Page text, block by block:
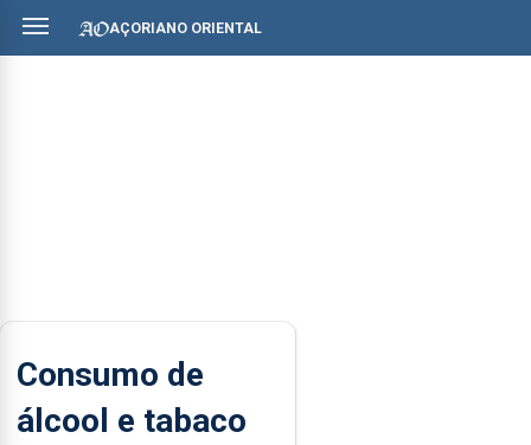
AÇORIANO ORIENTAL
Consumo de
álcool e tabaco